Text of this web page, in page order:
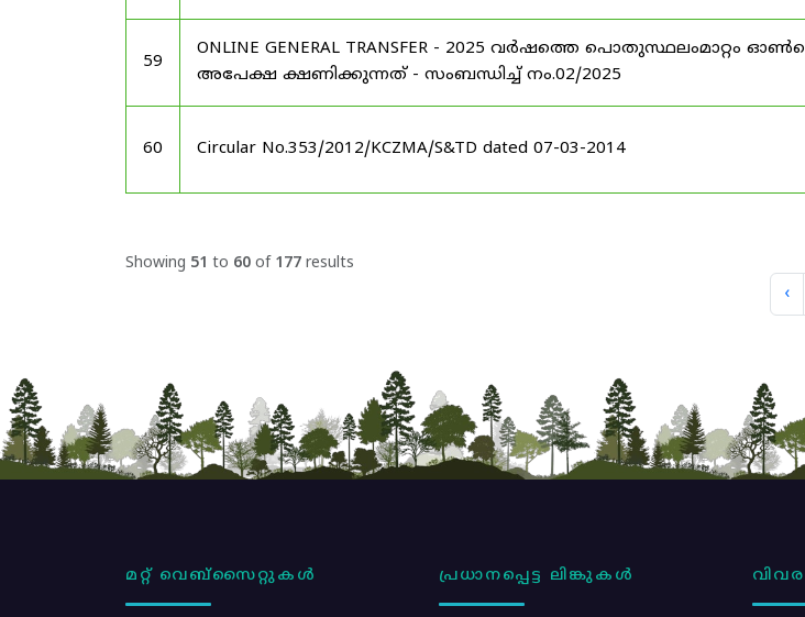
59
ONLINE GENERAL TRANSFER - 2025 വർഷത്തെ പൊതുസ്ഥലംമാറ്റം
അപേക്ഷ ക്ഷണിക്കുന്നത് - സംബന്ധിച്ച് നം.02/2025
60 Circular No.353/2012/KCZMA/S&TD dated 07-03-2014
Showing 51 to 60 of 177 results
‹
മറ്റ് വെബ്സൈറ്റുകൾ പ്രധാനപ്പെട്ട ലിങ്കുകൾ